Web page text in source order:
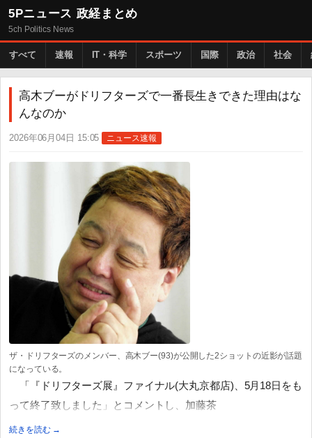
5Pニュース 政経まとめ
5ch Politics News
すべて 速報 IT・科学 スポーツ 国際 政治 社会
高木ブーがドリフターズで一番長生きできた理由はな
んなのか
2026年06月04日 15:05 ニュース速報
ザ・ドリフターズのメンバー、高木ブー(93)が公開した2ショットの近影が話題
になっている。
「『ドリフターズ展』ファイナル(大丸京都店)、5月18日をも
って終了致しました」とコメントし、加藤茶
続きを読む →